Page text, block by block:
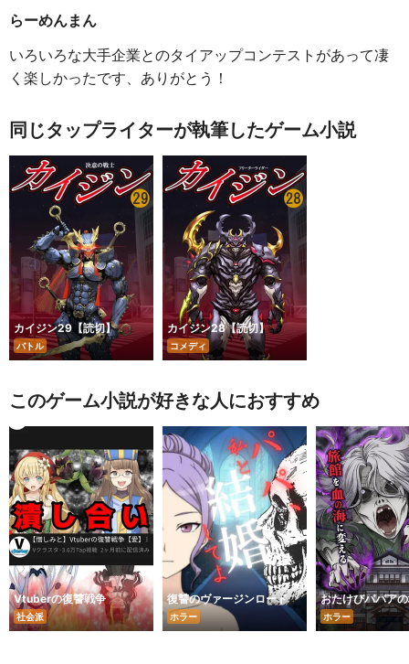
らーめんまん
いろいろな大手企業とのタイアップコンテストがあって凄
く楽しかったです、ありがとう！
同じタップライターが執筆したゲーム小説
カイジン29【読切】
バトル
カイジン28【読切】
コメディ
このゲーム小説が好きな人におすすめ
Vtuberの復讐戦争
社会派
復讐のヴァージンロード
ホラー
おたけびババア
ホラー